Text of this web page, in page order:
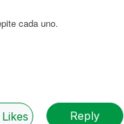
cada uno.
Likes Reply